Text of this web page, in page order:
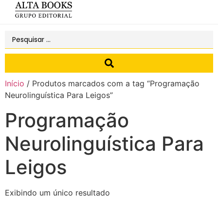
Início / Produtos marcados com a tag “Programação
Neurolinguística Para Leigos”
Programação
Neurolinguística Para
Leigos
Exibindo um único resultado